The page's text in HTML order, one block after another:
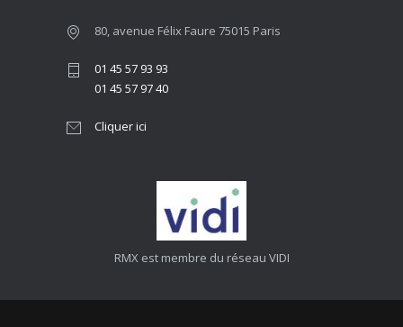
80, avenue Félix Faure 75015 Paris
01 45 57 93 93
01 45 57 97 40
Cliquer ici
RMX est membre du réseau VIDI